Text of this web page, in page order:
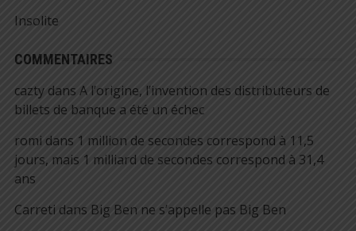
Insolite
COMMENTAIRES
caztydans A l’origine, l’invention des distributeurs de
billets de banque a été un échec
romi dans 1 million de secondes correspond à 11,5
jours, mais 1 milliard de secondes correspond à 31,4
ans
Carreti dans Big Ben ne s’appelle pas Big Ben